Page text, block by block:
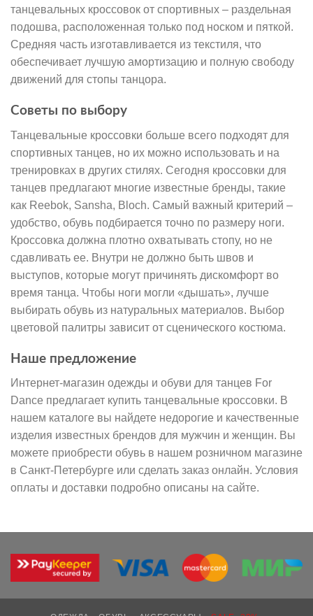
танцевальных кроссовок от спортивных – раздельная
подошва, расположенная только под носком и пяткой.
Средняя часть изготавливается из текстиля, что
обеспечивает лучшую амортизацию и полную свободу
движений для стопы танцора.
Советы по выбору
Танцевальные кроссовки больше всего подходят для
спортивных танцев, но их можно использовать и на
тренировках в других стилях. Сегодня кроссовки для
танцев предлагают многие известные бренды, такие
как Reebok, Sansha, Bloch. Самый важный критерий –
удобство, обувь подбирается точно по размеру ноги.
Кроссовка должна плотно охватывать стопу, но не
сдавливать ее. Внутри не должно быть швов и
выступов, которые могут причинять дискомфорт во
время танца. Чтобы ноги могли «дышать», лучше
выбирать обувь из натуральных материалов. Выбор
цветовой палитры зависит от сценического костюма.
Наше предложение
Интернет-магазин одежды и обуви для танцев For
Dance предлагает купить танцевальные кроссовки. В
нашем каталоге вы найдете недорогие и качественные
изделия известных брендов для мужчин и женщин. Вы
можете приобрести обувь в нашем розничном магазине
в Санкт-Петербурге или сделать заказ онлайн. Условия
оплаты и доставки подробно описаны на сайте.